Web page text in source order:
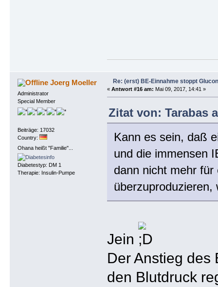
Joerg Moeller
Administrator
Special Member
Beiträge: 17032
Country:
Ohana heißt "Familie"...
Diabetestyp: DM 1
Therapie: Insulin-Pumpe
Re: (erst) BE-Einnahme stoppt
« Antwort #16 am: Mai 09, 2017, 14:41 »
Zitat von: Tarabas
Kann es sein, daß
und die immensen
dann nicht mehr
Jein
Der Anstieg des
den Blutdruck